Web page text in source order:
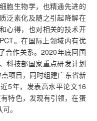
胞生物学，也精通先进的
泛素化及随之引起降解在
心得，也对相关的技术开
。在国际上领域内有优
合作关系。2020年底回国
科技部国家重点研发计划
项目，同时组建广东省新
5年，发表高水平论文16
特色，发现有引领，在蛋
。